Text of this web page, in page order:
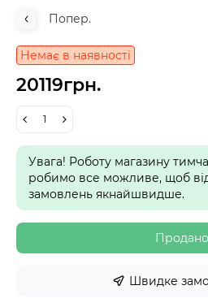
Попер.
Немає в наявності
20119грн.
Увага! Роботу магазину
робимо все можливе, щоб
замовлень якнайшвидше.
Продано
Швидке